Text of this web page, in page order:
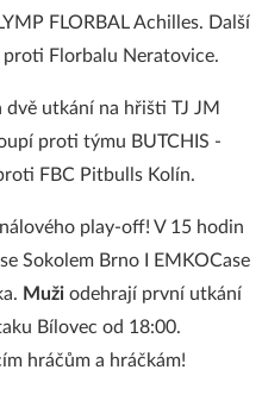
FLORBAL Achilles. Další
Florbalu Neratovice.
dvě utkání na hřišti TJ JM
proti týmu BUTCHIS -
FBC Pitbulls Kolín.
play-off! V 15 hodin
Sokolem Brno I EMKOCase
Muži odehrají první utkání
Bílovec od 18:00.
hráčům a hráčkám!